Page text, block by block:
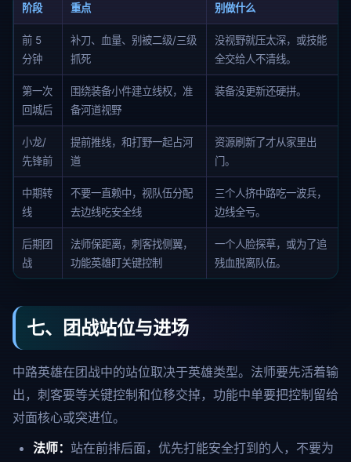
阶段 重点 别做什么
前 5
分钟
补刀、血量、别被二级/三级
抓死
没视野就压太深，或技能
全交给人不清线。
第一次
回城后
围绕装备小件建立线权，准
备河道视野
装备没更新还硬拼。
小龙/
先锋前
提前推线，和打野一起占河
道
资源刷新了才从家里出
门。
中期转
线
不要一直赖中，视队伍分配
去边线吃安全线
三个人挤中路吃一波兵，
边线全亏。
后期团
战
法师保距离，刺客找侧翼，
功能英雄盯关键控制
一个人脸探草，或为了追
残血脱离队伍。
七、团战站位与进场
中路英雄在团战中的站位取决于英雄类型。法师要先活着输
出，刺客要等关键控制和位移交掉，功能中单要把控制留给
对面核心或突进位。
法师： 站在前排后面，优先打能安全打到的人，不要为